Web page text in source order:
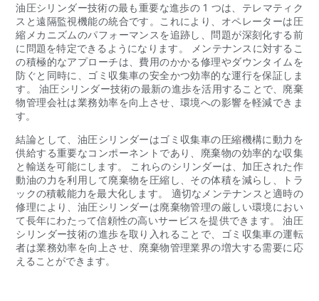
油圧シリンダー技術の最も重要な進歩の 1 つは、テレマティク
スと遠隔監視機能の統合です。これにより、オペレーターは圧
縮メカニズムのパフォーマンスを追跡し、問題が深刻化する前
に問題を特定できるようになります。 メンテナンスに対するこ
の積極的なアプローチは、費用のかかる修理やダウンタイムを
防ぐと同時に、ゴミ収集車の安全かつ効率的な運行を保証しま
す。 油圧シリンダー技術の最新の進歩を活用することで、廃棄
物管理会社は業務効率を向上させ、環境への影響を軽減できま
す。
結論として、油圧シリンダーはゴミ収集車の圧縮機構に動力を
供給する重要なコンポーネントであり、廃棄物の効率的な収集
と輸送を可能にします。 これらのシリンダーは、加圧された作
動油の力を利用して廃棄物を圧縮し、その体積を減らし、トラ
ックの積載能力を最大化します。 適切なメンテナンスと適時の
修理により、油圧シリンダーは廃棄物管理の厳しい環境におい
て長年にわたって信頼性の高いサービスを提供できます。 油圧
シリンダー技術の進歩を取り入れることで、ゴミ収集車の運転
者は業務効率を向上させ、廃棄物管理業界の増大する需要に応
えることができます。